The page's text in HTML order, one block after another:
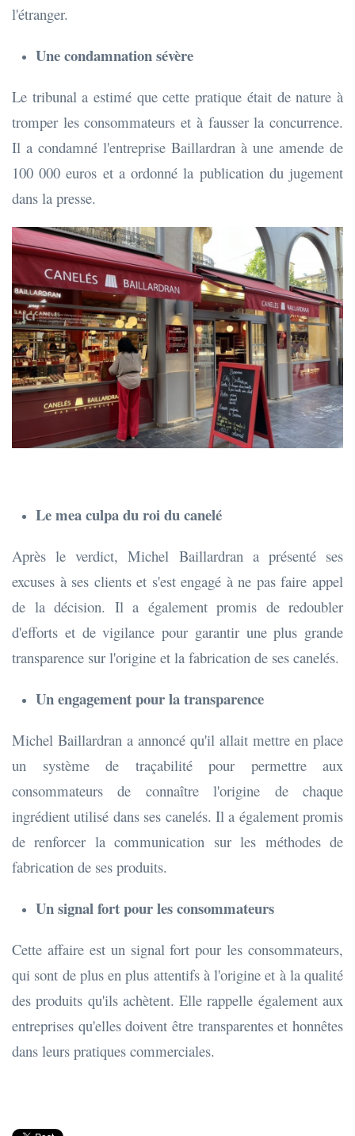
l'étranger.
Une condamnation sévère
Le tribunal a estimé que cette pratique était de nature à
tromper les consommateurs et à fausser la concurrence.
Il a condamné l'entreprise Baillardran à une amende de
100 000 euros et a ordonné la publication du jugement
dans la presse.
Le mea culpa du roi du canelé
Après le verdict, Michel Baillardran a présenté ses
excuses à ses clients et s'est engagé à ne pas faire appel
de la décision. Il a également promis de redoubler
d'efforts et de vigilance pour garantir une plus grande
transparence sur l'origine et la fabrication de ses canelés.
Un engagement pour la transparence
Michel Baillardran a annoncé qu'il allait mettre en place
un système de traçabilité pour permettre aux
consommateurs de connaître l'origine de chaque
ingrédient utilisé dans ses canelés. Il a également promis
de renforcer la communication sur les méthodes de
fabrication de ses produits.
Un signal fort pour les consommateurs
Cette affaire est un signal fort pour les consommateurs,
qui sont de plus en plus attentifs à l'origine et à la qualité
des produits qu'ils achètent. Elle rappelle également aux
entreprises qu'elles doivent être transparentes et honnêtes
dans leurs pratiques commerciales.